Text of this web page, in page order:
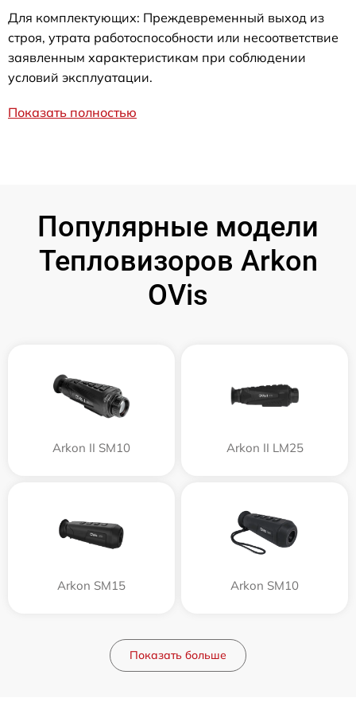
Для комплектующих: Преждевременный выход из
строя, утрата работоспособности или несоответствие
заявленным характеристикам при соблюдении
условий эксплуатации.
Показать полностью
Популярные модели
Тепловизоров Arkon
OVis
Arkon II SM10 Arkon II LM25
Arkon SM15 Arkon SM10
Показать больше